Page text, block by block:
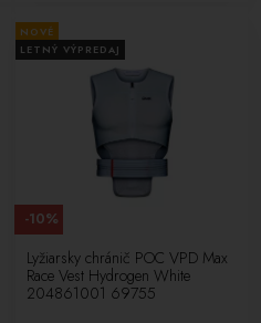
NOVÉ
LETNÝ VÝPREDAJ
Lyžiarsky chránič POC VPD Max
Race Vest Hydrogen White
204861001 69755
-10%